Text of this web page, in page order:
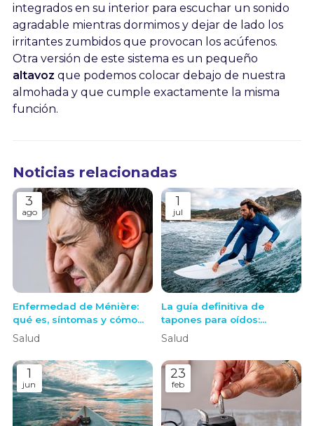
integrados en su interior para escuchar un sonido
agradable mientras dormimos y dejar de lado los
irritantes zumbidos que provocan los acúfenos.
Otra versión de este sistema es un pequeño
altavoz que podemos colocar debajo de nuestra
almohada y que cumple exactamente la misma
función.
Noticias relacionadas
3
ago
Enfermedad de Ménière:
qué es, síntomas y cómo
actuar ante una crisis
Salud
1
jul
La guía definitiva de
tapones para oídos:
Protege tu audición con
perderte nada del entorno
Salud
1
jun
23
feb